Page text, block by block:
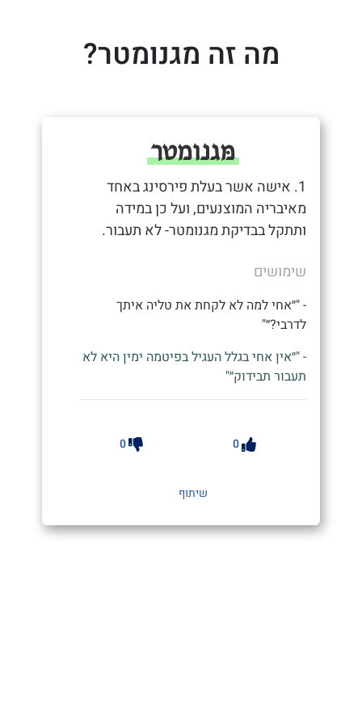
מה זה מגנומטר?
מּגנומטר
1. אישה אשר בעלת פירסינג באחד
מאיבריה המוצנעים, ועל כן במידה
ותתקל בבדיקת מגנומטר- לא תעבור.
שימושים
- "״אחי למה לא לקחת את טליה איתך
לדרבי?״"
- "״אין אחי בגלל העגיל בפיטמה ימין היא לא
תעבור תבידוק״"
0
0
שיתוף